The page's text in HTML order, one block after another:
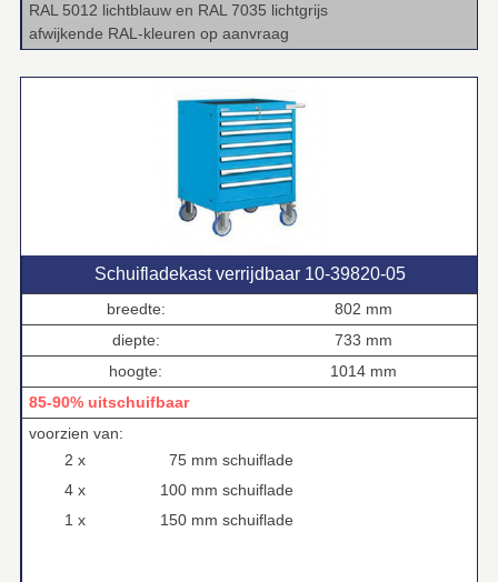
RAL 5012 lichtblauw en RAL 7035 lichtgrijs
afwijkende RAL‑kleuren op aanvraag
Schuifladekast verrijdbaar 10‑39820‑05
breedte:
802 mm
diepte:
733 mm
hoogte:
1014 mm
85-90% uitschuifbaar
voorzien van:
2 x
75 mm schuiflade
4 x
100 mm schuiflade
1 x
150 mm schuiflade